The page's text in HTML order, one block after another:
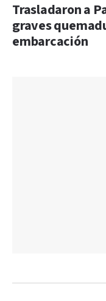
Trasladaron a
graves
embarcación